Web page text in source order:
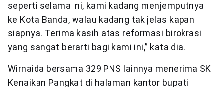
seperti selama ini, kami kadang menjemputnya
ke Kota Banda, walau kadang tak jelas kapan
siapnya. Terima kasih atas reformasi birokrasi
yang sangat berarti bagi kami ini,” kata dia.
Wirnaida bersama 329 PNS lainnya menerima SK
Kenaikan Pangkat di halaman kantor bupati